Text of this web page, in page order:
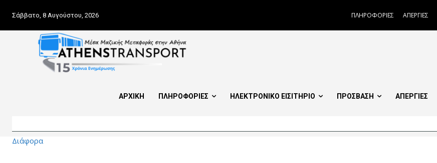
Σάββατο, 8 Αυγούστου, 2026 ΠΛΗΡΟΦΟΡΙΕΣ ΑΠΕΡΓΙΕΣ
ΑΡΧΙΚΗ ΠΛΗΡΟΦΟΡΙΕΣ ΗΛΕΚΤΡΟΝΙΚΟ ΕΙΣΙΤΗΡΙΟ ΠΡΟΣΒΑΣΗ ΑΠΕΡΓΙΕΣ
Διάφορα